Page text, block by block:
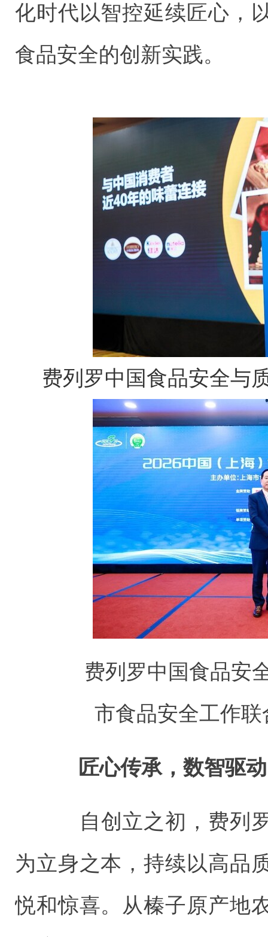
化时代以智控延续匠心，
食品安全的创新实践。
费列罗中国食品安全与
费列罗中国食品安全
市食品安全工作
匠心传承，数智驱动
自创立之初，费列罗
为立身之本，持续以高品
悦和惊喜。从榛子原产地